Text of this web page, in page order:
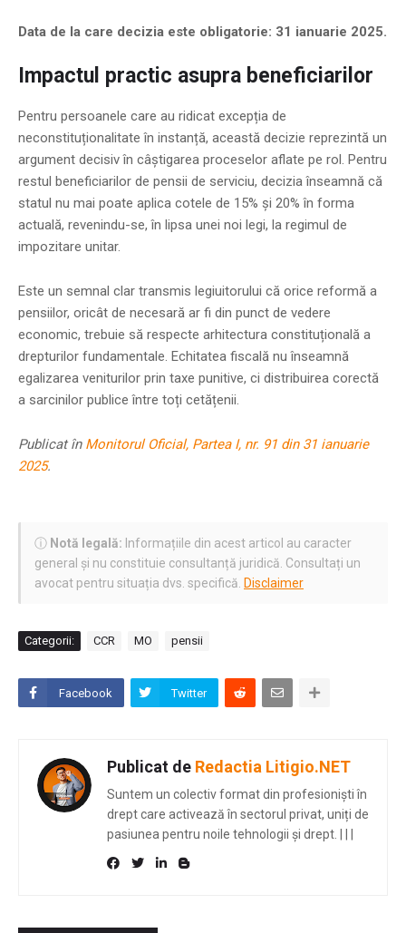
Data de la care decizia este obligatorie: 31 ianuarie 2025.
Impactul practic asupra beneficiarilor
Pentru persoanele care au ridicat excepția de
neconstituționalitate în instanță, această decizie reprezintă un
argument decisiv în câștigarea proceselor aflate pe rol. Pentru
restul beneficiarilor de pensii de serviciu, decizia înseamnă că
statul nu mai poate aplica cotele de 15% și 20% în forma
actuală, revenindu-se, în lipsa unei noi legi, la regimul de
impozitare unitar.
Este un semnal clar transmis legiuitorului că orice reformă a
pensiilor, oricât de necesară ar fi din punct de vedere
economic, trebuie să respecte arhitectura constituțională a
drepturilor fundamentale. Echitatea fiscală nu înseamnă
egalizarea veniturilor prin taxe punitive, ci distribuirea corectă
a sarcinilor publice între toți cetățenii.
Publicat în Monitorul Oficial, Partea I, nr. 91 din 31 ianuarie
2025.
ⓘ Notă legală: Informațiile din acest articol au caracter
general și nu constituie consultanță juridică. Consultați un
avocat pentru situația dvs. specifică. Disclaimer
Categorii: CCR MO pensii
Facebook Twitter
Publicat de Redactia Litigio.NET
Suntem un colectiv format din profesioniști în
drept care activează în sectorul privat, uniți de
pasiunea pentru noile tehnologii și drept. | | |